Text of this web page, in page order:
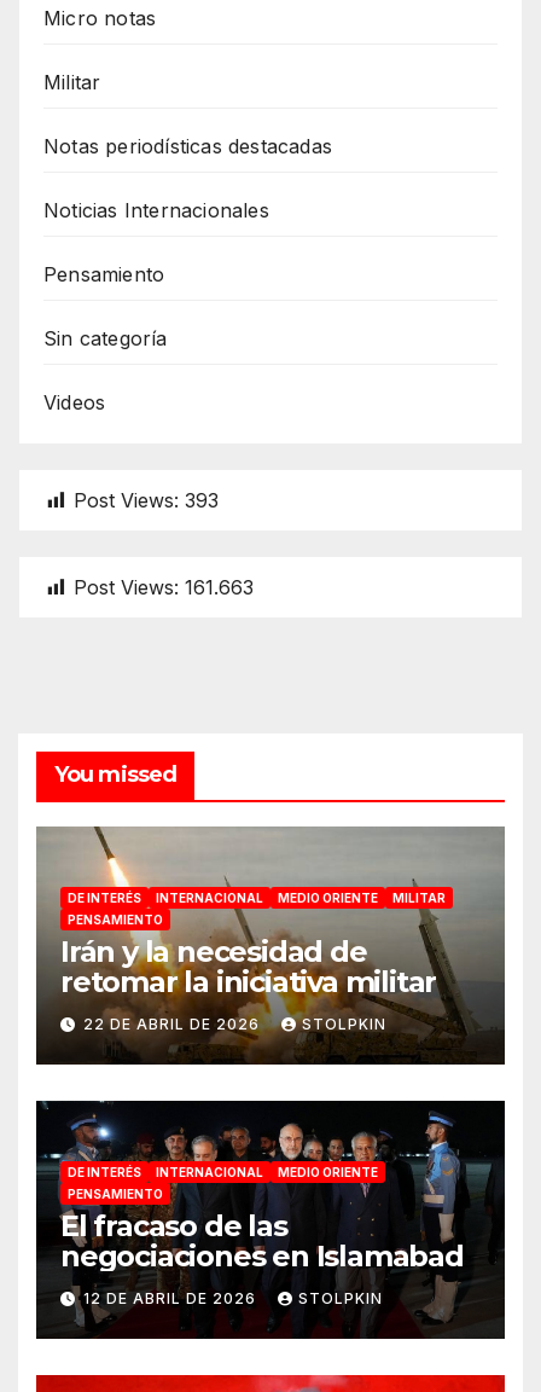
Micro notas
Militar
Notas periodísticas destacadas
Noticias Internacionales
Pensamiento
Sin categoría
Videos
Post Views: 393
Post Views: 161.663
You missed
DE INTERÉS INTERNACIONAL MEDIO ORIENTE
MILITAR
PENSAMIENTO
Irán y la necesidad de
retomar la iniciativa militar
22 DE ABRIL DE 2026 STOLPKIN
DE INTERÉS INTERNACIONAL
MEDIO ORIENTE
PENSAMIENTO
El fracaso de las
negociaciones en Islamabad
12 DE ABRIL DE 2026 STOLPKIN